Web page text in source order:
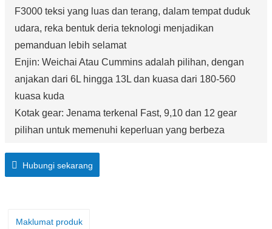
F3000 teksi yang luas dan terang, dalam tempat duduk
udara, reka bentuk deria teknologi menjadikan
pemanduan lebih selamat
Enjin: Weichai Atau Cummins adalah pilihan, dengan
anjakan dari 6L hingga 13L dan kuasa dari 180-560
kuasa kuda
Kotak gear: Jenama terkenal Fast, 9,10 dan 12 gear
pilihan untuk memenuhi keperluan yang berbeza
salah satu produk terlaris. Boleh dipercayai, lasak dan
Hubungi sekarang
Maklumat produk